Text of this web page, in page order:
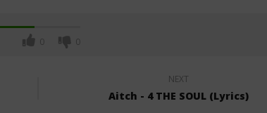
0 0
NEXT
Aitch - 4 THE SOUL (Lyrics)